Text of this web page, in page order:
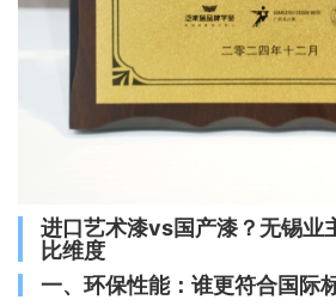
进口艺术漆vs国产漆？无锡业
比维度
一、环保性能：谁更符合国际